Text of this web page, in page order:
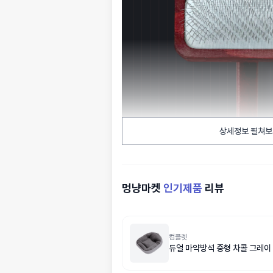
상세정보 펼쳐
멍냥마켓 인기제품 리뷰
컴플렛
듀얼 마약방석 중형 차콜 그레이